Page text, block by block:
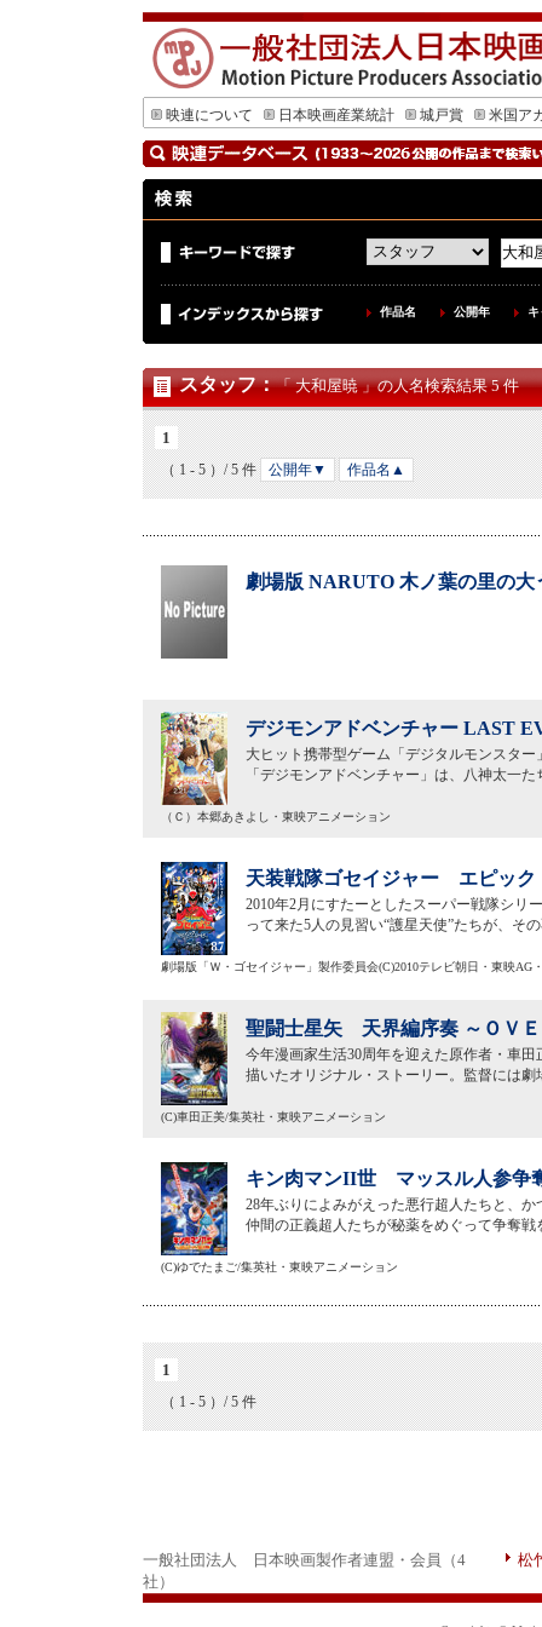
映連について 日本映画産業統計 城戸賞 米国ア
作品名 公開年
スタッフ：「 大和屋暁 」の人名検索結果 5 件
1
（ 1 - 5 ）/ 5 件 公開年▼ 作品名▲
劇場版 NARUTO 木ノ葉の里の大
デジモンアドベンチャー LAST
大ヒット携帯型ゲーム「デジタルモンスタ
「デジモンアドベンチャー」は、八神太一
（Ｃ）本郷あきよし・東映アニメーション
天装戦隊ゴセイジャー エピッ
2010年2月にすたーとしたスーパー戦隊シリ
って来た5人の見習い“護星天使”たちが、そ
劇場版「Ｗ・ゴセイジャー」製作委員会(C)2010テレビ朝日・東映AG
聖闘士星矢 天界編序奏 ～ＯＶＥ
今年漫画家生活30周年を迎えた原作者・車
描いたオリジナル・ストーリー。監督には
(C)車田正美/集英社・東映アニメーション
キン肉マンII世 マッスル人参争
28年ぶりによみがえった悪行超人たちと、
仲間の正義超人たちが秘薬をめぐって争奪
(C)ゆでたまご/集英社・東映アニメーション
1
（ 1 - 5 ）/ 5 件
一般社団法人 日本映画製作者連盟・会員（4
社）
松